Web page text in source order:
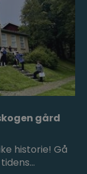
gård
historie! Gå